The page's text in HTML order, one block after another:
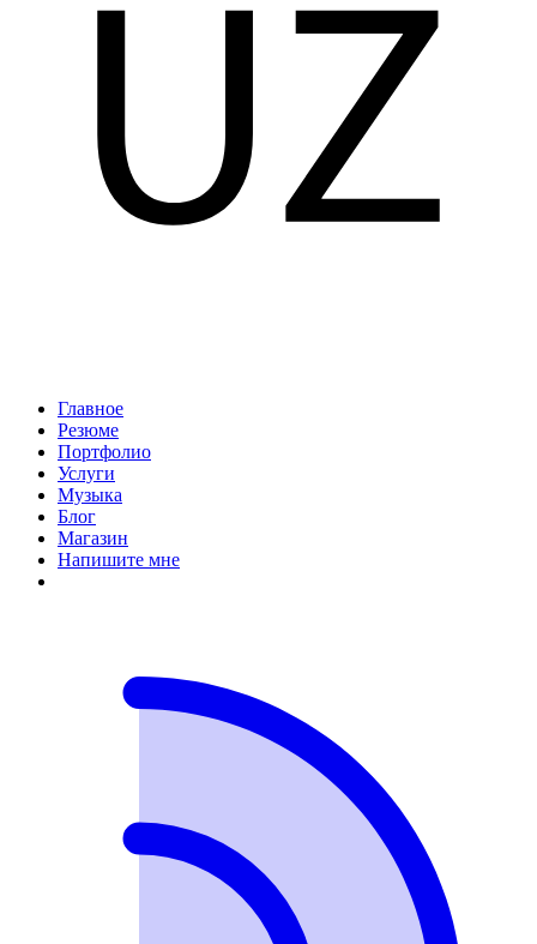
Главное
Резюме
Портфолио
Услуги
Музыка
Блог
Магазин
Напишите мне